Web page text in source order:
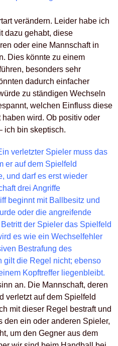
verändern. Leider habe ich
dazu gehabt, diese
oder eine Mannschaft in
Dies könnte zu einem
besonders sehr
dadurch einfacher
zu ständigen Wechseln
welchen Einfluss diese
wird. Ob positiv oder
ich bin skeptisch.
verletzter Spieler muss das
er auf dem Spielfeld
und darf es erst wieder
drei Angriffe
beginnt mit Ballbesitz und
oder die angreifende
der Spieler das Spielfeld
es wie ein Wechselfehler
Bestrafung des
gilt die Regel nicht; ebenso
Kopftreffer liegenbleibt.
an. Die Mannschaft, deren
verletzt auf dem Spielfeld
mit dieser Regel bestraft und
den ein oder anderen Spieler,
um den Gegner aus dem